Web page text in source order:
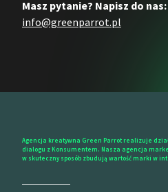
Masz pytanie? Napisz do nas:
info@greenparrot.pl
Agencja kreatywna Green Parrot realizuje
dialogu z Konsumentem. Nasza agencja
w skuteczny sposób zbudują wartość marki w